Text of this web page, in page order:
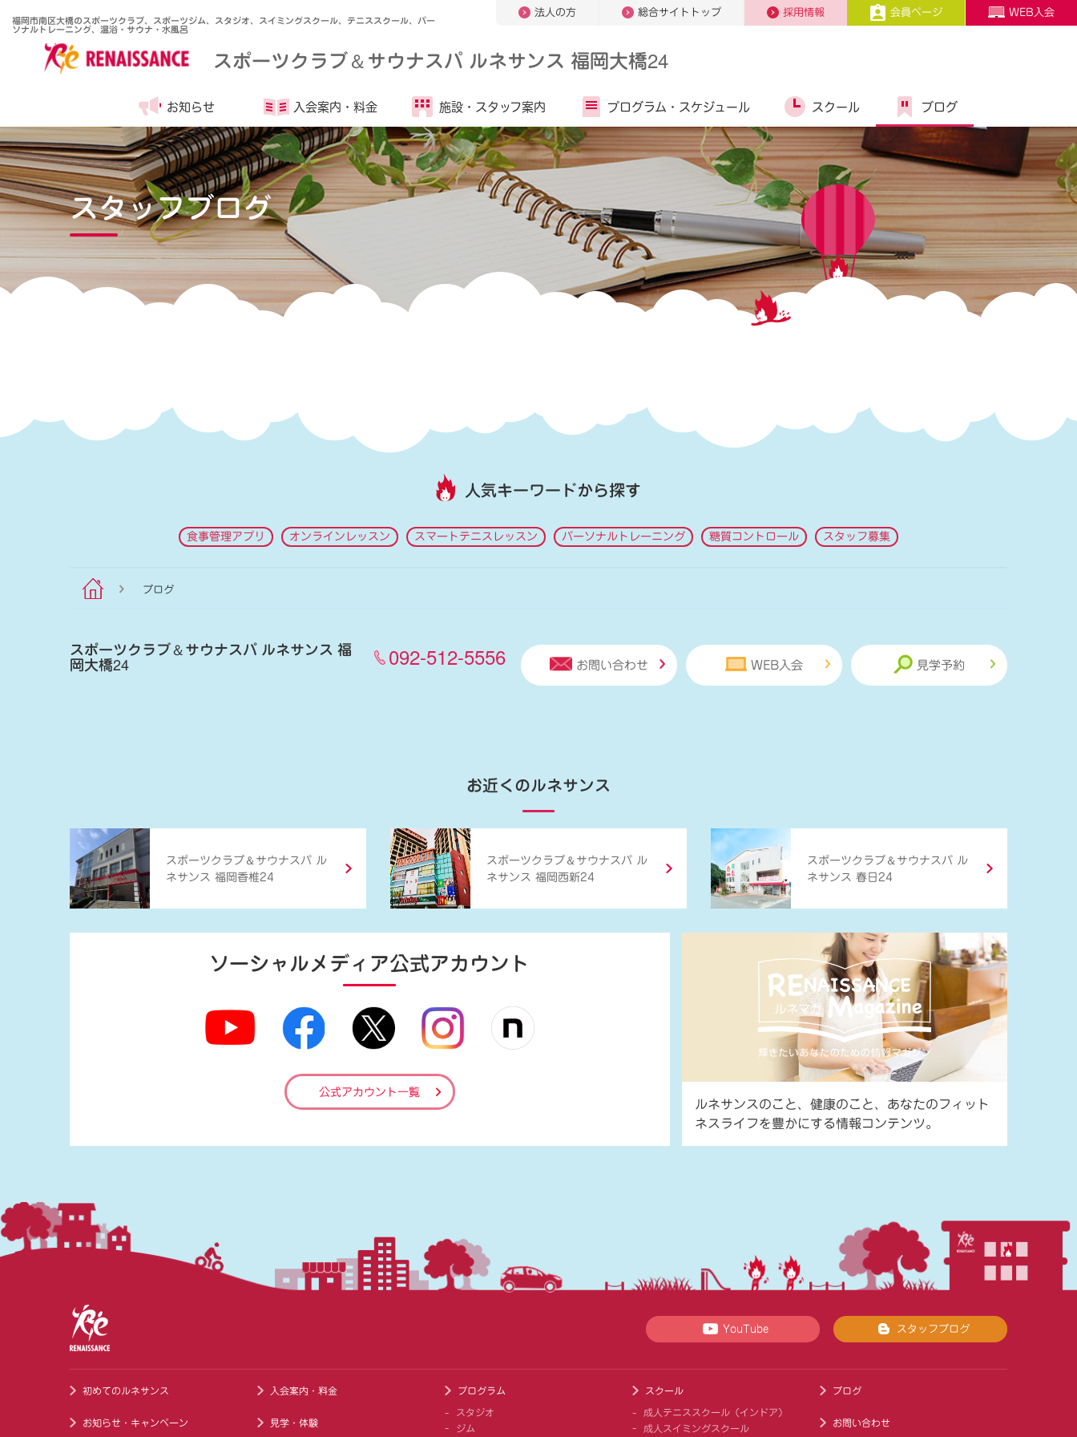
福岡市南区大橋のスポーツクラブ、スポーツジム、スタジオ、スイミングスクール、テニススクール、パー
ソナルトレーニング、温浴・サウナ・水風呂
法人の方 総合サイトトップ 採用情報 会員ページ WEB入会
スポーツクラブ＆サウナスパ ルネサンス 福岡大橋24
お知らせ 入会案内・ 料金 施設・ スタッフ案内 プログラム・ スケジュール スクール ブログ
スタッフブログ
人気キーワードから探す
食事管理アプリ オンラインレッスン スマートテニスレッスン パーソナルトレーニング 糖質コントロール スタッフ募集
ブログ
スポーツクラブ＆サウナスパ ルネサンス 福
岡大橋24 092-512-5556 お問い合わせ WEB入会 見学予約
お近くのルネサンス
スポーツクラブ ＆ サウナスパ ル
ネサンス 福岡香椎24
スポーツクラブ ＆ サウナスパ ル
ネサンス 福岡西新24
スポーツクラブ ＆ サウナスパ ル
ネサンス 春日24
ソーシャルメディア公式アカウント
公式アカウント一覧
ルネサンスのこと、健康のこと、あなたのフィット
ネスライフを豊かにする情報コンテンツ。
YouTube スタッフブログ
初めてのルネサンス
お知らせ・キャンペーン
入会案内・料金
見学・体験
プログラム
スタジオ
ジム
スクール
成人テニススクール（インドア）
成人スイミングスクール
ブログ
お問い合わせ